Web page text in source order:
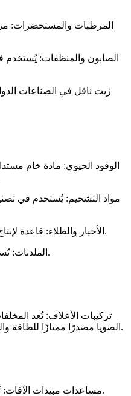
- الأحبار والطلاء: قاعدة لإنتاج الأحبار والطلاءات الصديقة للبيئة.
- الملدنات: تُستخدم في تصنيع البلاستيك الحيوي.
الصويا مصدرًا ممتازًا للطاقة والدهون الأساسية في أعلاف الماشية.
- مساعدات مبيدات الآفات: تُعزز من فعالية المبيدات الزراعية.